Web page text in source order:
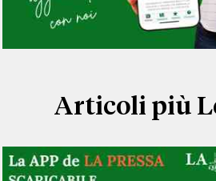
TERMINI e
Articoli più